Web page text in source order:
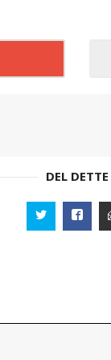
DEL DETTE